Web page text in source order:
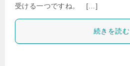
受ける一つですね。 […]
続きを読む